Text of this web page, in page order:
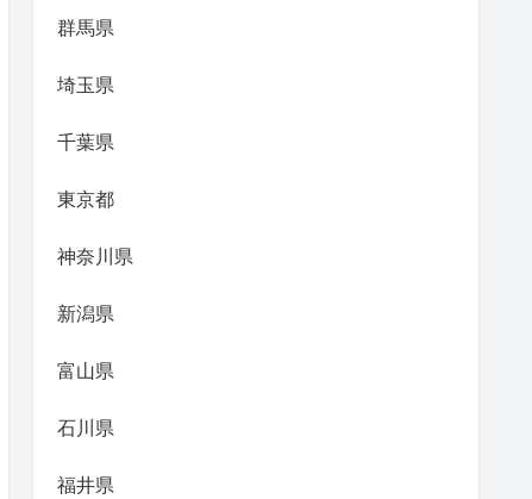
群馬県
埼玉県
千葉県
東京都
神奈川県
新潟県
富山県
石川県
福井県